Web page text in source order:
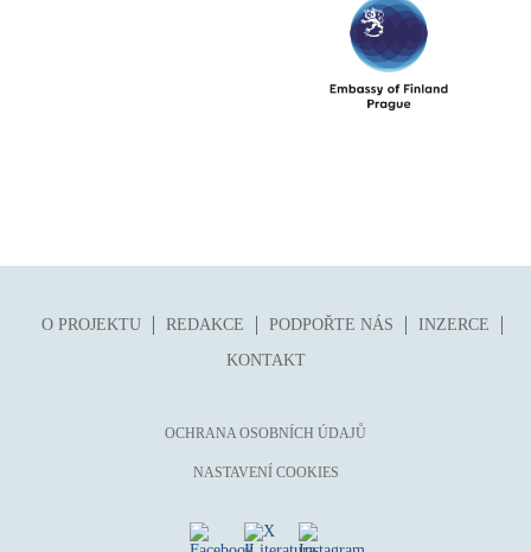
O PROJEKTU REDAKCE PODPOŘTE NÁS
INZERCE
KONTAKT
OCHRANA OSOBNÍCH ÚDAJŮ
NASTAVENÍ COOKIES